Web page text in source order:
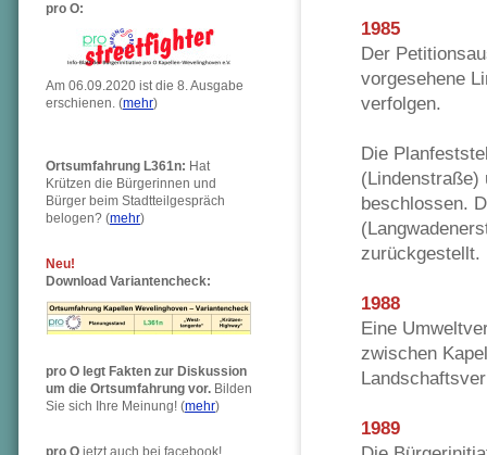
pro O:
Am 06.09.2020 ist die 8. Ausgabe
erschien en. (mehr)
Ortsumfahrung L361n: Hat
Krützen die Bürgerinnen und
Bürger beim Stadtteilgespräch
belogen? (mehr)
Neu!
Download Variantencheck:
pro O legt Fakten zur Diskussion
um die Ortsumfahrung vor. Bilden
Sie sich Ihre Meinung! (mehr)
pro O jetzt auch bei facebook!
1985
Der
vorgesehene
verfolgen.
Die
(Lindenstraße)
beschlossen.
zurückgestellt.
1988
Eine
zwischen
1989